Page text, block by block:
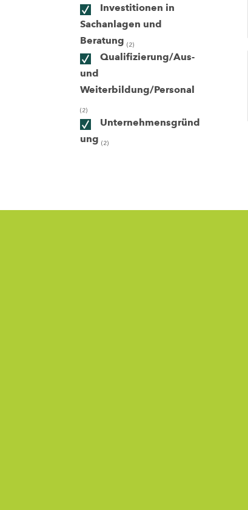
Investitionen in
Sachanlagen und
Beratung (2)
Qualifizierung/Aus-
und
Weiterbildung/Personal
(2)
Unternehmensgründ
ung (2)